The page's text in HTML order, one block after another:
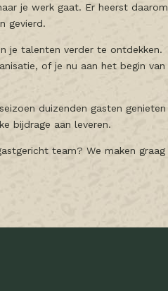
je werk gaat. Er heerst daarom
gevierd.
je talenten verder te ontdekken.
of je nu aan het begin van
duizenden gasten genieten
bijdrage aan leveren.
team? We maken graag